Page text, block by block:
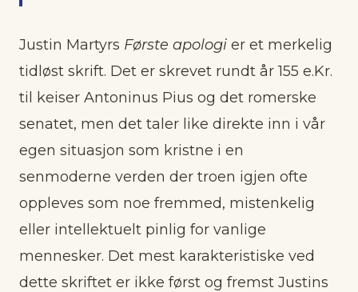
Justin Martyrs Første apologi er et merkelig
tidløst skrift. Det er skrevet rundt år 155 e.Kr.
til keiser Antoninus Pius og det romerske
senatet, men det taler like direkte inn i vår
egen situasjon som kristne i en
senmoderne verden der troen igjen ofte
oppleves som noe fremmed, mistenkelig
eller intellektuelt pinlig for vanlige
mennesker. Det mest karakteristiske ved
dette skriftet er ikke først og fremst Justins